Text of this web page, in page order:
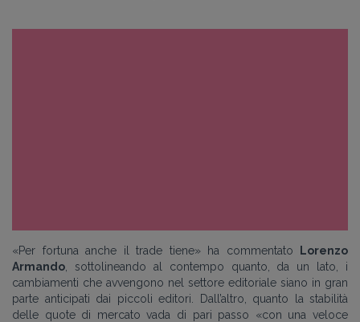
«Per fortuna anche il trade tiene» ha commentato
Lorenzo
Armando , sottolineando al contempo quanto, da un lato, i
cambiamenti che avvengono nel settore editoriale siano in gran
parte anticipati dai piccoli editori. Dall’altro, quanto la stabilità
delle quote di mercato vada di pari passo «con una veloce